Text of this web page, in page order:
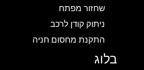
שחזור מפתח
ניתוק קודן לרכב
התקנת מחסום חניה
בלוג